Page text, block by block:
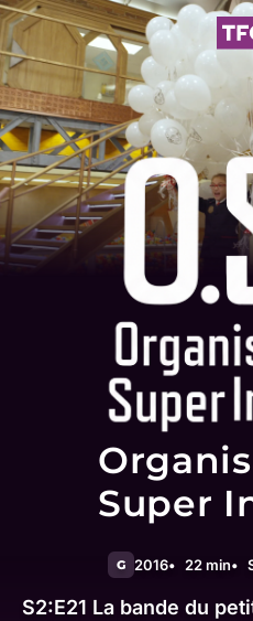
Super
G 2016 22 min
S2:E21 La bande du